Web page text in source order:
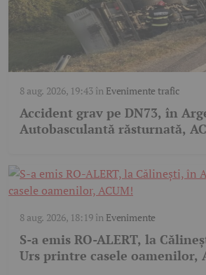
8 aug. 2026, 19:43în Evenimente trafic
Accident grav pe DN73, în
Autobasculantă răsturnată,
8 aug. 2026, 18:19în Evenimente
S-a emis RO-ALERT, la
Urs printre casele oamenilor,